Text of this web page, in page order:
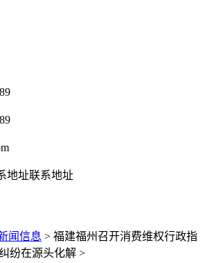
地址联系地址
闻信息 > 福建福州召开消费维权行政指
纷在源头化解 >